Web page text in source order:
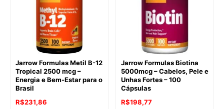
Jarrow Formulas Metil B-12
Tropical 2500 mcg –
Energia e Bem-Estar para o
Brasil
R$231,86
Jarrow Formulas Biotina
5000mcg – Cabelos, Pele e
Unhas Fortes – 100
Cápsulas
R$198,77